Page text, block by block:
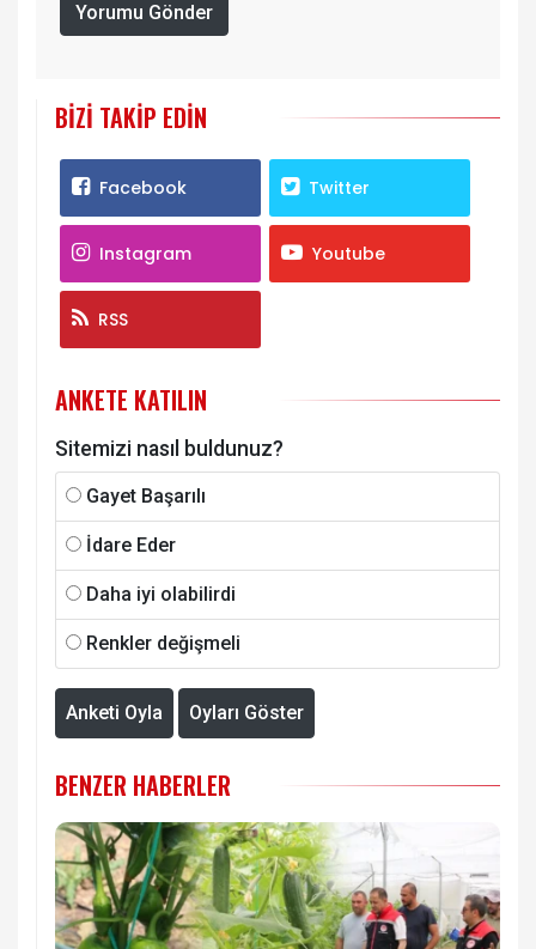
Yorumu Gönder
BIZI TAKIP EDIN
Facebook Twitter
Instagram Youtube
RSS
ANKETE KATILIN
Sitemizi nasıl buldunuz?
Gayet Başarılı
İdare Eder
Daha iyi olabilirdi
Renkler değişmeli
Anketi Oyla Oyları Göster
BENZER HABERLER